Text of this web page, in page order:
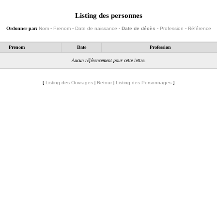
Listing des personnes
Ordonner par: Nom- Prenom- Date de naissance - Date de décès - Profession - Référence
Prenom Date Profession
Aucun référencement pour cette lettre.
[ Listing des Ouvrages | Retour | Listing des Personnages ]